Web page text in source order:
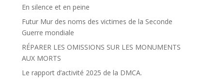
En silence et en peine
Futur Mur des noms des victimes de la Seconde
Guerre mondiale
RÉPARER LES OMISSIONS SUR LES MONUMENTS
AUX MORTS
Le rapport d’activité 2025 de la DMCA.